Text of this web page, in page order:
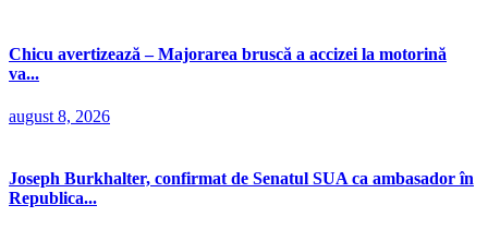
Chicu avertizează – Majorarea bruscă a accizei la motorină
va...
august 8, 2026
Joseph Burkhalter, confirmat de Senatul SUA ca ambasador în
Republica...